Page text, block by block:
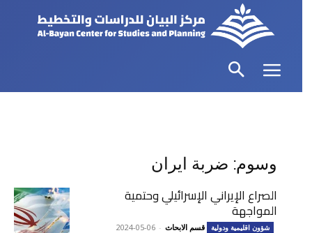
وسوم: ضربة ايران
الصراع الإيراني الإسرائيلي وحتمية
المواجهة
شؤون اقليمية ودولية قسم الابحاث -
2024-05-06